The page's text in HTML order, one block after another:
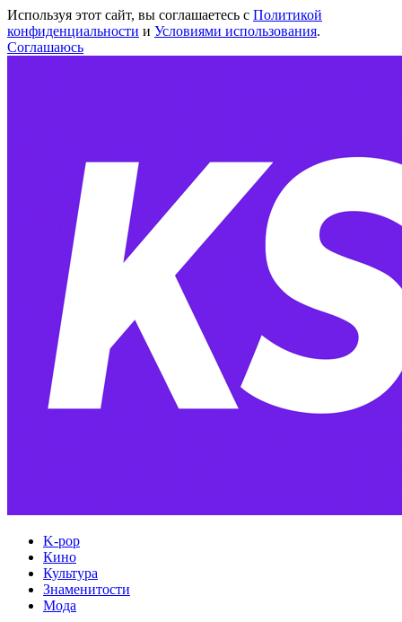
Используя этот сайт, вы соглашаетесь с Политикой
конфиденциальности и Условиями использования.
Соглашаюсь
K-pop
Кино
Культура
Знаменитости
Мода